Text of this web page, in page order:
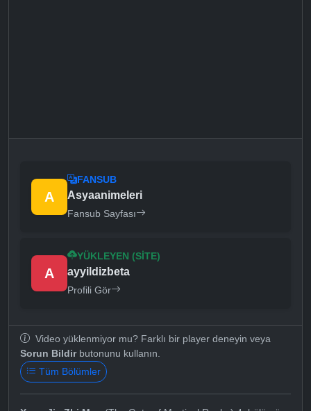
A
FANSUB
Asyaanimeleri
Fansub Sayfası
A
YÜKLEYEN (SITE)
ayyildizbeta
Profili Gör
Video yüklenmiyor mu? Farklı bir player deneyin veya
Sorun Bildirbutonunu kullanın.
Tüm Bölümler